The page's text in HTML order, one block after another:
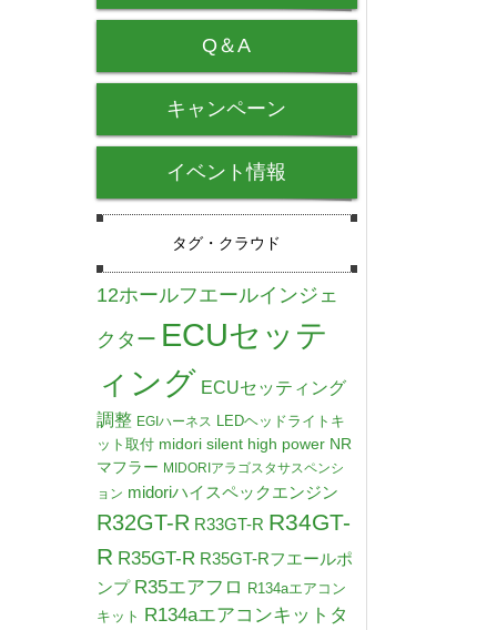
Q＆A
キャンペーン
イベント情報
タグ・クラウド
12ホールフエールインジェ
クター ECUセッテ
ィング ECUセッティング
調整 EGIハーネス LEDヘッドライトキ
ット取付 midori silent high power NR
マフラー MIDORIアラゴスタサスペンシ
ョン midoriハイスペックエンジン
R32GT-R R33GT-R R34GT-
R R35GT-R R35GT-Rフエールポ
ンプ R35エアフロ R134aエアコン
キット R134aエアコンキットタ